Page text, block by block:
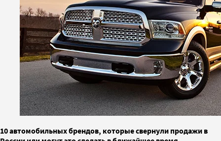
10 автомобильных брендов, которые свернули продажи в